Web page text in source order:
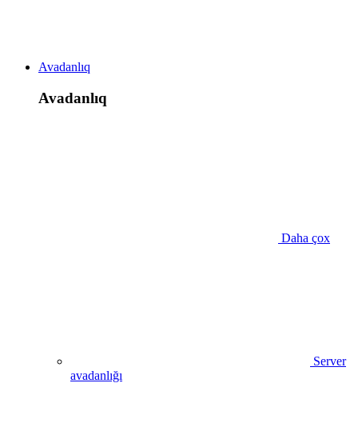
Avadanlıq
Avadanlıq
Daha çox
Server
avadanlığı